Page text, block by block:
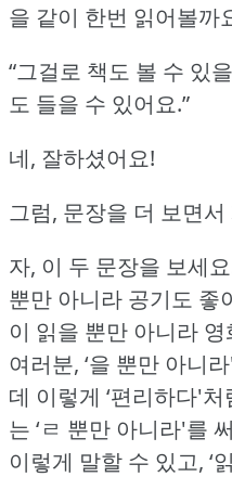
을 같이 한번 읽어볼까
“그걸로 책도 볼 수 있
도 들을 수 있어요.”
네, 잘하셨어요!
그럼, 문장을 더 보면
자, 이 두 문장을 보세
뿐만 아니라 공기도 좋
이 읽을 뿐만 아니라
여러분, ‘을 뿐만 아니
데 이렇게 ‘편리하다'
는 ‘ㄹ 뿐만 아니라'를
이렇게 말할 수 있고, ‘